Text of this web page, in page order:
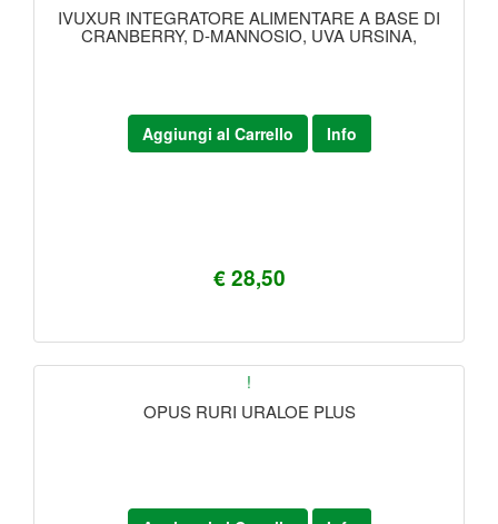
IVUXUR INTEGRATORE ALIMENTARE A BASE DI
CRANBERRY, D-MANNOSIO, UVA URSINA,
€ 28,50
Aggiungi al Carrello Info
!
OPUS RURI URALOE PLUS